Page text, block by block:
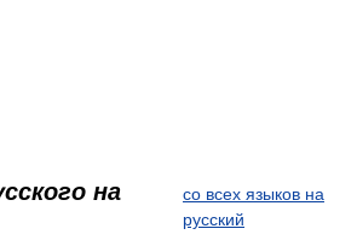
на
со всех языков на
русский